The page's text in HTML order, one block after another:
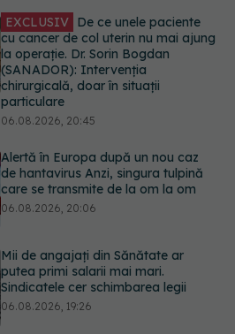
06.08.2026, 20:45
Alertă în Europa după un nou caz
de hantavirus Anzi, singura tulpină
care se transmite de la om la om
06.08.2026, 20:06
putea primi salarii mai mari.
Sindicatele cer schimbarea legii
06.08.2026, 19:26
care pot fi tratate fără operație. Dr.
Sorin Bogdan (SANADOR): Chirurgia
este indicată doar punctual, pentru
anumite categorii de paciente